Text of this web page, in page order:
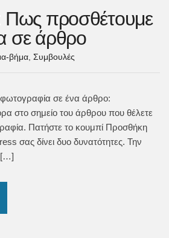
Πως προσθέτουμε
σε άρθρο
βήμα, Συμβουλές
φωτογραφία σε ένα άρθρο:
στο σημείο του άρθρου που θέλετε
Πατήστε το κουμπί Προσθήκη
σας δίνει δυο δυνατότητες. Την
[…]